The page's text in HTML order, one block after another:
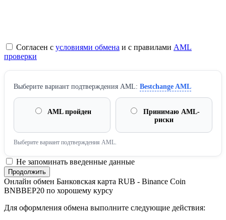
Согласен с условиями обмена и с правилами AML
проверки
Выберите вариант подтверждения AML: Bestchange AML
AML пройден
Принимаю AML-
риски
Выберите вариант подтверждения AML.
Не запоминать введенные данные
Онлайн обмен Банковская карта RUB - Binance Coin
BNBBEP20 по хорошему курсу
Для оформления обмена выполните следующие действия: